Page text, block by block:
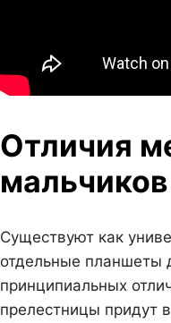
Отличия
мальчиков
Существуют как
отдельные планшеты
принципиальных
прелестницы придут